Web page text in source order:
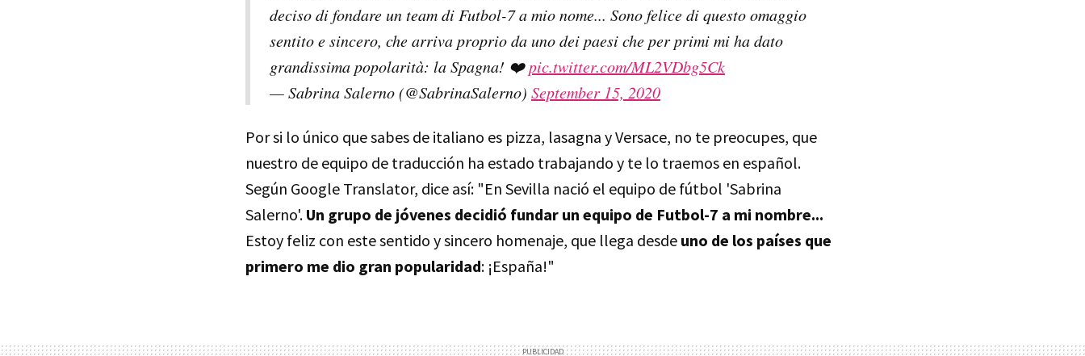
deciso di fondare un team di Futbol-7 a mio nome... Sono felice di questo omaggio
sentito e sincero, che arriva proprio da uno dei paesi che per primi mi ha dato
grandissima popolarità: la Spagna! ❤️pic.twitter.com/ML2VDbg5Ck
— Sabrina Salerno (@SabrinaSalerno) September 15, 2020
Por si lo único que sabes de italiano es pizza, lasagna y Versace, no te preocupes, que
nuestro de equipo de traducción ha estado trabajando y te lo traemos en español.
Según Google Translator, dice así: "En Sevilla nació el equipo de fútbol 'Sabrina
Salerno'. Un grupo de jóvenes decidió fundar un equipo de Futbol-7 a mi nombre...
Estoy feliz con este sentido y sincero homenaje, que llega desde uno de los países que
primero me dio gran popularidad: ¡España!"